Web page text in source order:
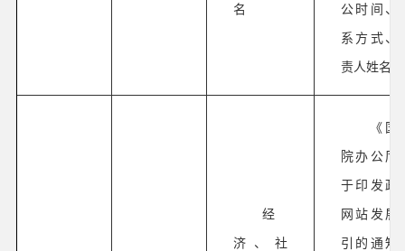
名
公时间、
系方式、
责人姓名
经
济、社
《国
院办公厅
于印发政
网站发展
引的通知